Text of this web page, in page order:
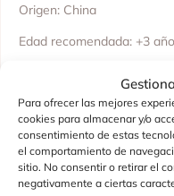
Para ofrecer las mejores
cookies para almacenar y/o
consentimiento de estas
el comportamiento de
sitio. No consentir o retirar el
negativamente a ciertas
Origen: China
Edad recomendada: +3
Beneficios
Aporta color y alegría a
Perfecta para abrazos,
diversión.